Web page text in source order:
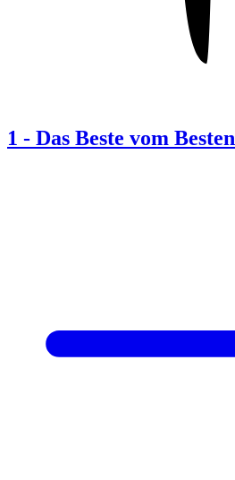
1 - Das Beste vom Besten